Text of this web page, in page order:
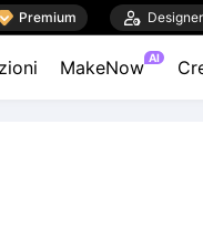
Premium 
MakeNow AI